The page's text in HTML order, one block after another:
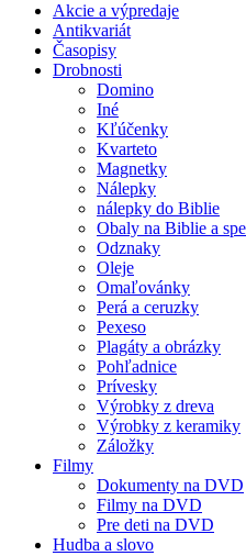
Akcie a výpredaje
Antikvariát
Časopisy
Drobnosti
Domino
Iné
Kľúčenky
Kvarteto
Magnetky
Nálepky
nálepky do Biblie
Obaly na Biblie a
Odznaky
Oleje
Omaľovánky
Perá a ceruzky
Pexeso
Plagáty a obrázky
Pohľadnice
Prívesky
Výrobky z dreva
Výrobky z keramiky
Záložky
Filmy
Dokumenty na DVD
Filmy na DVD
Pre deti na DVD
Hudba a slovo